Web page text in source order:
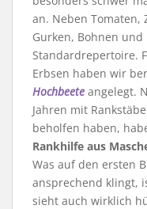
an. Neben Tomaten,
Gurken, Bohnen
Standardrepertoire.
Erbsen haben wir
Hochbeete angelegt.
Jahren mit
beholfen haben,
Rankhilfe aus
Was auf den ersten
ansprechend klingt,
sieht auch wirklich